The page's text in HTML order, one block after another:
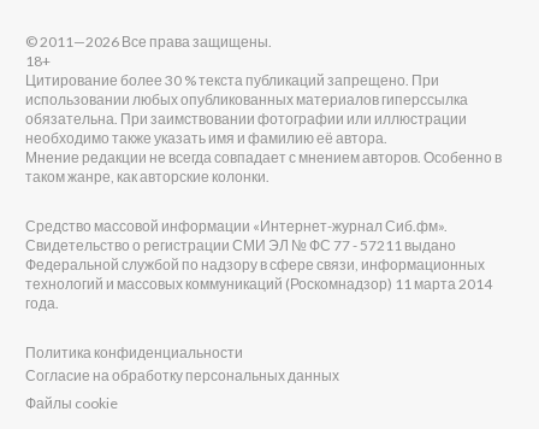
© 2011—2026 Все права защищены.
18+
Цитирование более 30 % текста публикаций запрещено. При
использовании любых опубликованных материалов гиперссылка
обязательна. При заимствовании фотографии или иллюстрации
необходимо также указать имя и фамилию её автора.
Мнение редакции не всегда совпадает с мнением авторов. Особенно в
таком жанре, как авторские колонки.
Средство массовой информации «Интернет-журнал Сиб.фм».
Свидетельство о регистрации СМИ ЭЛ № ФС 77 - 57211 выдано
Федеральной службой по надзору в сфере связи, информационных
технологий и массовых коммуникаций (Роскомнадзор) 11 марта 2014
года.
Политика конфиденциальности
Согласие на обработку персональных данных
Файлы cookie